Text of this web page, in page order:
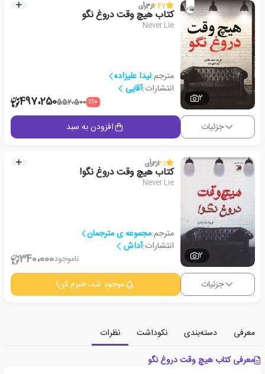
2
2.47از3رأی
کتاب هیچ وقت دروغ نگو
Never Lie
مترجم:لیدا علیزاده
انتشارات:آقایی
٪10552،500497،250
جزئیات افزودن به سبد
2
2.1از2رأی
کتاب هیچ وقت دروغ نگو!
Never Lie
مترجم:مجموعه ی مترجمان
انتشارات:آداش
ناموجود340،000
جزئیات موجود شد، خبرم کن!
معرفی دسته‌بندی نکوداشت
نظرات
معرفی کتاب هیچ وقت دروغ نگو